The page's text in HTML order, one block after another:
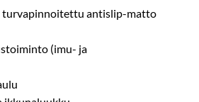
turvapinnoitettu antislip-matto
(imu- ja